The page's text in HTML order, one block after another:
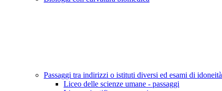
Passaggi tra indirizzi o istituti diversi ed esami di idoneità
Liceo delle scienze umane - passaggi